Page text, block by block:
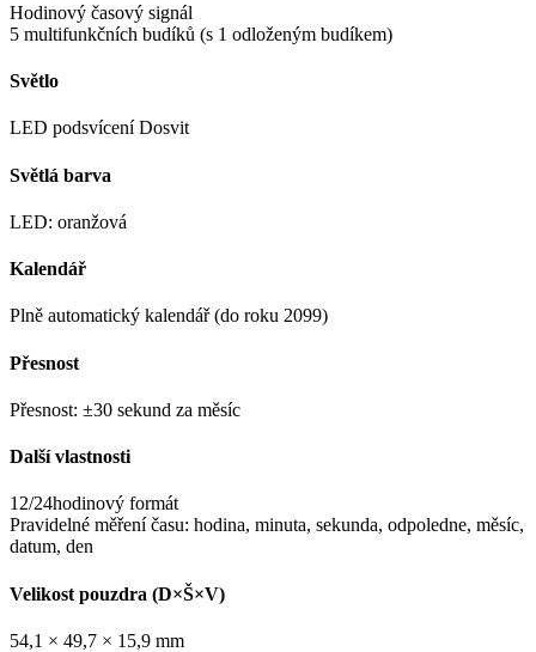
Hodinový časový signál
5 multifunkčních budíků (s 1 odloženým budíkem)
Světlo
LED podsvícení Dosvit
Světlá barva
LED: oranžová
Kalendář
Plně automatický kalendář (do roku 2099)
Přesnost
Přesnost: ±30 sekund za měsíc
Další vlastnosti
12/24hodinový formát
Pravidelné měření času: hodina, minuta, sekunda, odpoledne, měsíc,
datum, den
Velikost pouzdra (D×Š×V)
54,1 × 49,7 × 15,9 mm